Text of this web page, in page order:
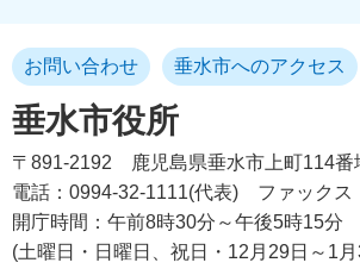
垂水市役所
お問い合わせ 垂水市へのアクセス
〒891-2192
鹿児島県垂水市上町114番
電話：0994-32-1111(代表)
ファックス
開庁時間：午前8時30分～午後5時15分
(土曜日・日曜日、祝日・12月29日～1